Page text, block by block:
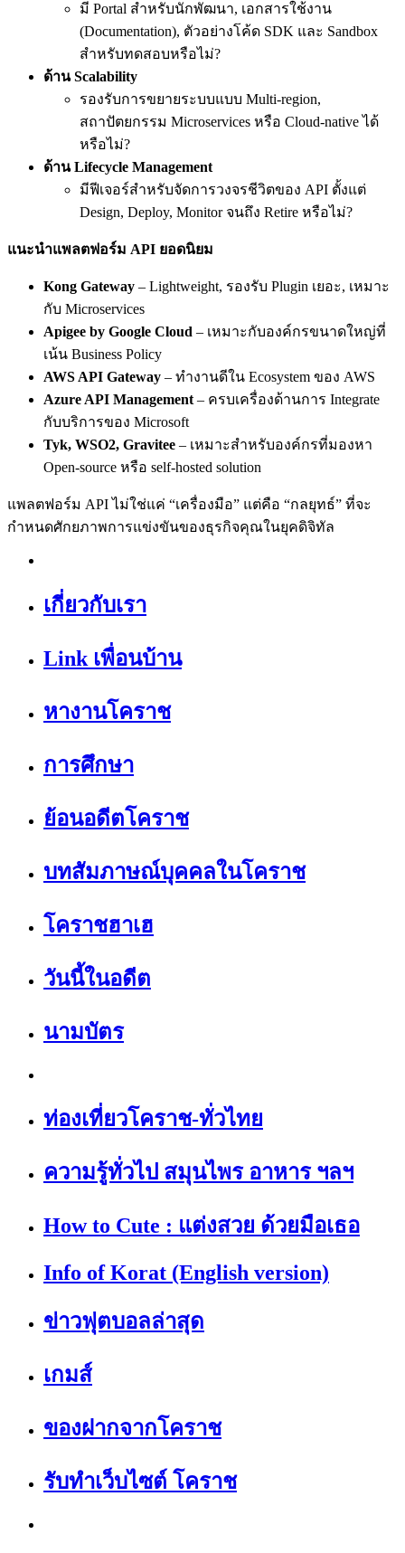
มี Portal สำหรับนักพัฒนา, เอกสารใช้งาน
(Documentation), ตัวอย่างโค้ด SDK และ Sandbox
สำหรับทดสอบหรือไม่?
ด้าน Scalability
รองรับการขยายระบบแบบ Multi-region,
สถาปัตยกรรม Microservices หรือ Cloud-native ได้
หรือไม่?
ด้าน Lifecycle Management
มีฟีเจอร์สำหรับจัดการวงจรชีวิตของ API ตั้งแต่
Design, Deploy, Monitor จนถึง Retire หรือไม่?
แนะนำแพลตฟอร์ม API ยอดนิยม
Kong Gateway – Lightweight, รองรับ Plugin เยอะ, เหมาะ
กับ Microservices
Apigee by Google Cloud – เหมาะกับองค์กรขนาดใหญ่ที่
เน้น Business Policy
AWS API Gateway – ทำงานดีใน Ecosystem ของ AWS
Azure API Management– ครบเครื่องด้านการ Integrate
กับบริการของ Microsoft
Tyk, WSO2, Gravitee – เหมาะสำหรับองค์กรที่มองหา
Open-source หรือ self-hosted solution
แพลตฟอร์ม API ไม่ใช่แค่ “เครื่องมือ” แต่คือ “กลยุทธ์” ที่จะ
กำหนดศักยภาพการแข่งขันของธุรกิจคุณในยุคดิจิทัล
เกี่ยวกับเรา
Link เพื่อนบ้าน
หางานโคราช
การศึกษา
ย้อนอดีตโคราช
บทสัมภาษณ์บุคคลในโคราช
โคราชฮาเฮ
วันนี้ในอดีต
นามบัตร
ท่องเที่ยวโคราช-ทั่วไทย
ความรู้ทั่วไป สมุนไพร อาหาร ฯลฯ
How to Cute : แต่งสวย ด้วยมือเธอ
Info of Korat (English version)
ข่าวฟุตบอลล่าสุด
เกมส์
ของฝากจากโคราช
รับทำเว็บไซต์ โคราช